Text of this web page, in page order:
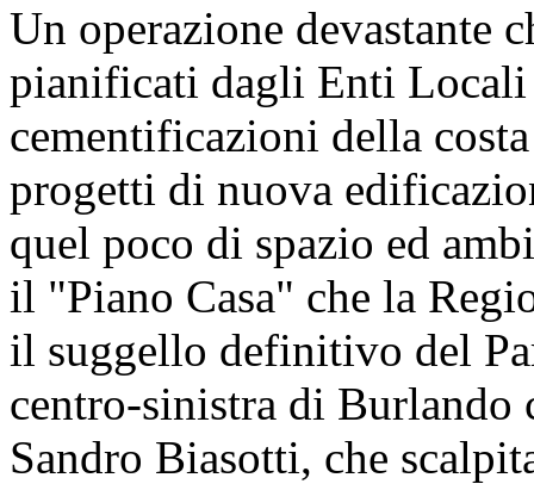
Un operazione devastante
pianificati dagli Enti Locali
cementificazioni della
progetti di nuova
quel poco di spazio ed
il "Piano Casa" che la
il suggello definitivo del
centro-sinistra di Burlando
Sandro Biasotti, che